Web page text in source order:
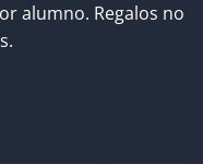
alumno. Regalos no